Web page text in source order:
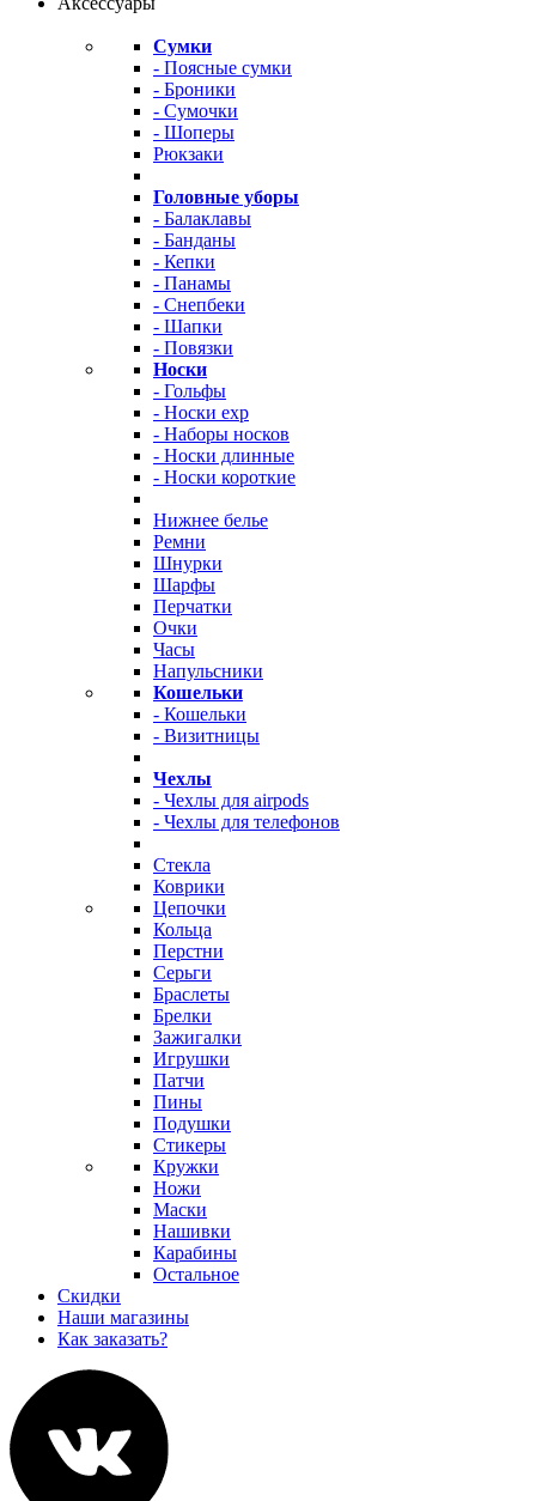
Сумки
- Поясные сумки
- Броники
- Сумочки
- Шоперы
Рюкзаки
Головные уборы
- Балаклавы
- Банданы
- Кепки
- Панамы
- Снепбеки
- Шапки
- Повязки
Носки
- Гольфы
- Носки exp
- Наборы носков
- Носки длинные
- Носки короткие
Нижнее белье
Ремни
Шнурки
Шарфы
Перчатки
Очки
Часы
Напульсники
Кошельки
- Кошельки
- Визитницы
Чехлы
- Чехлы для airpods
- Чехлы для телефонов
Стекла
Коврики
Цепочки
Кольца
Перстни
Серьги
Браслеты
Брелки
Зажигалки
Игрушки
Патчи
Пины
Подушки
Стикеры
Кружки
Ножи
Маски
Нашивки
Карабины
Остальное
Скидки
Наши магазины
Как заказать?